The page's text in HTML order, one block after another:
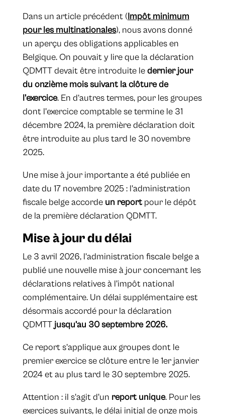
​Dans un article précédent (Impôt minimum
pour les multinationales), nous avons donné
un aperçu des obligations applicables en
Belgique. On pouvait y lire que la déclaration
QDMTT devait être introduite ledernier jour
du onzième mois suivant la clôture de
l'exercice. En d’autres termes, pour les groupes
dont l'exercice comptable se termine le 31
décembre 2024, la première déclaration doit
être introduite au plus tard le 30 novembre
2025.
Une mise à jour importante a été publiée en
date du 17 novembre 2025 : l'administration
fiscale belge accorde un reportpour le dépôt
de la première déclaration QDMTT.
Mise à jour du délai
Le 3 avril 2026, l’administration fiscale belge a
publié une nouvelle mise à jour concernant les
déclarations relatives à l'impôt national
complémentaire. Un délai supplémentaire est
désormais accordé pour la déclaration
QDMTT jusqu’au 30 septembre 2026.
Ce report s’applique aux groupes dont le
premier exercice se clôture entre le 1er janvier
2024 et au plus tard le 30 septembre 2025.
Attention : il s'agit d'un report unique. Pour les
exercices suivants, le délai initial de onze mois